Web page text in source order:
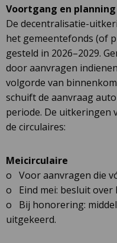
Voortgang en planning
De decentralisatie-
het gemeentefonds (of
gesteld in 2026–2029.
door aanvragen
volgorde van
schuift de aanvraag
periode. De uitkeringen
de circulaires:
Meicirculaire
o Voor aanvragen die
o Eind mei: besluit over
o Bij honorering:
uitgekeerd.